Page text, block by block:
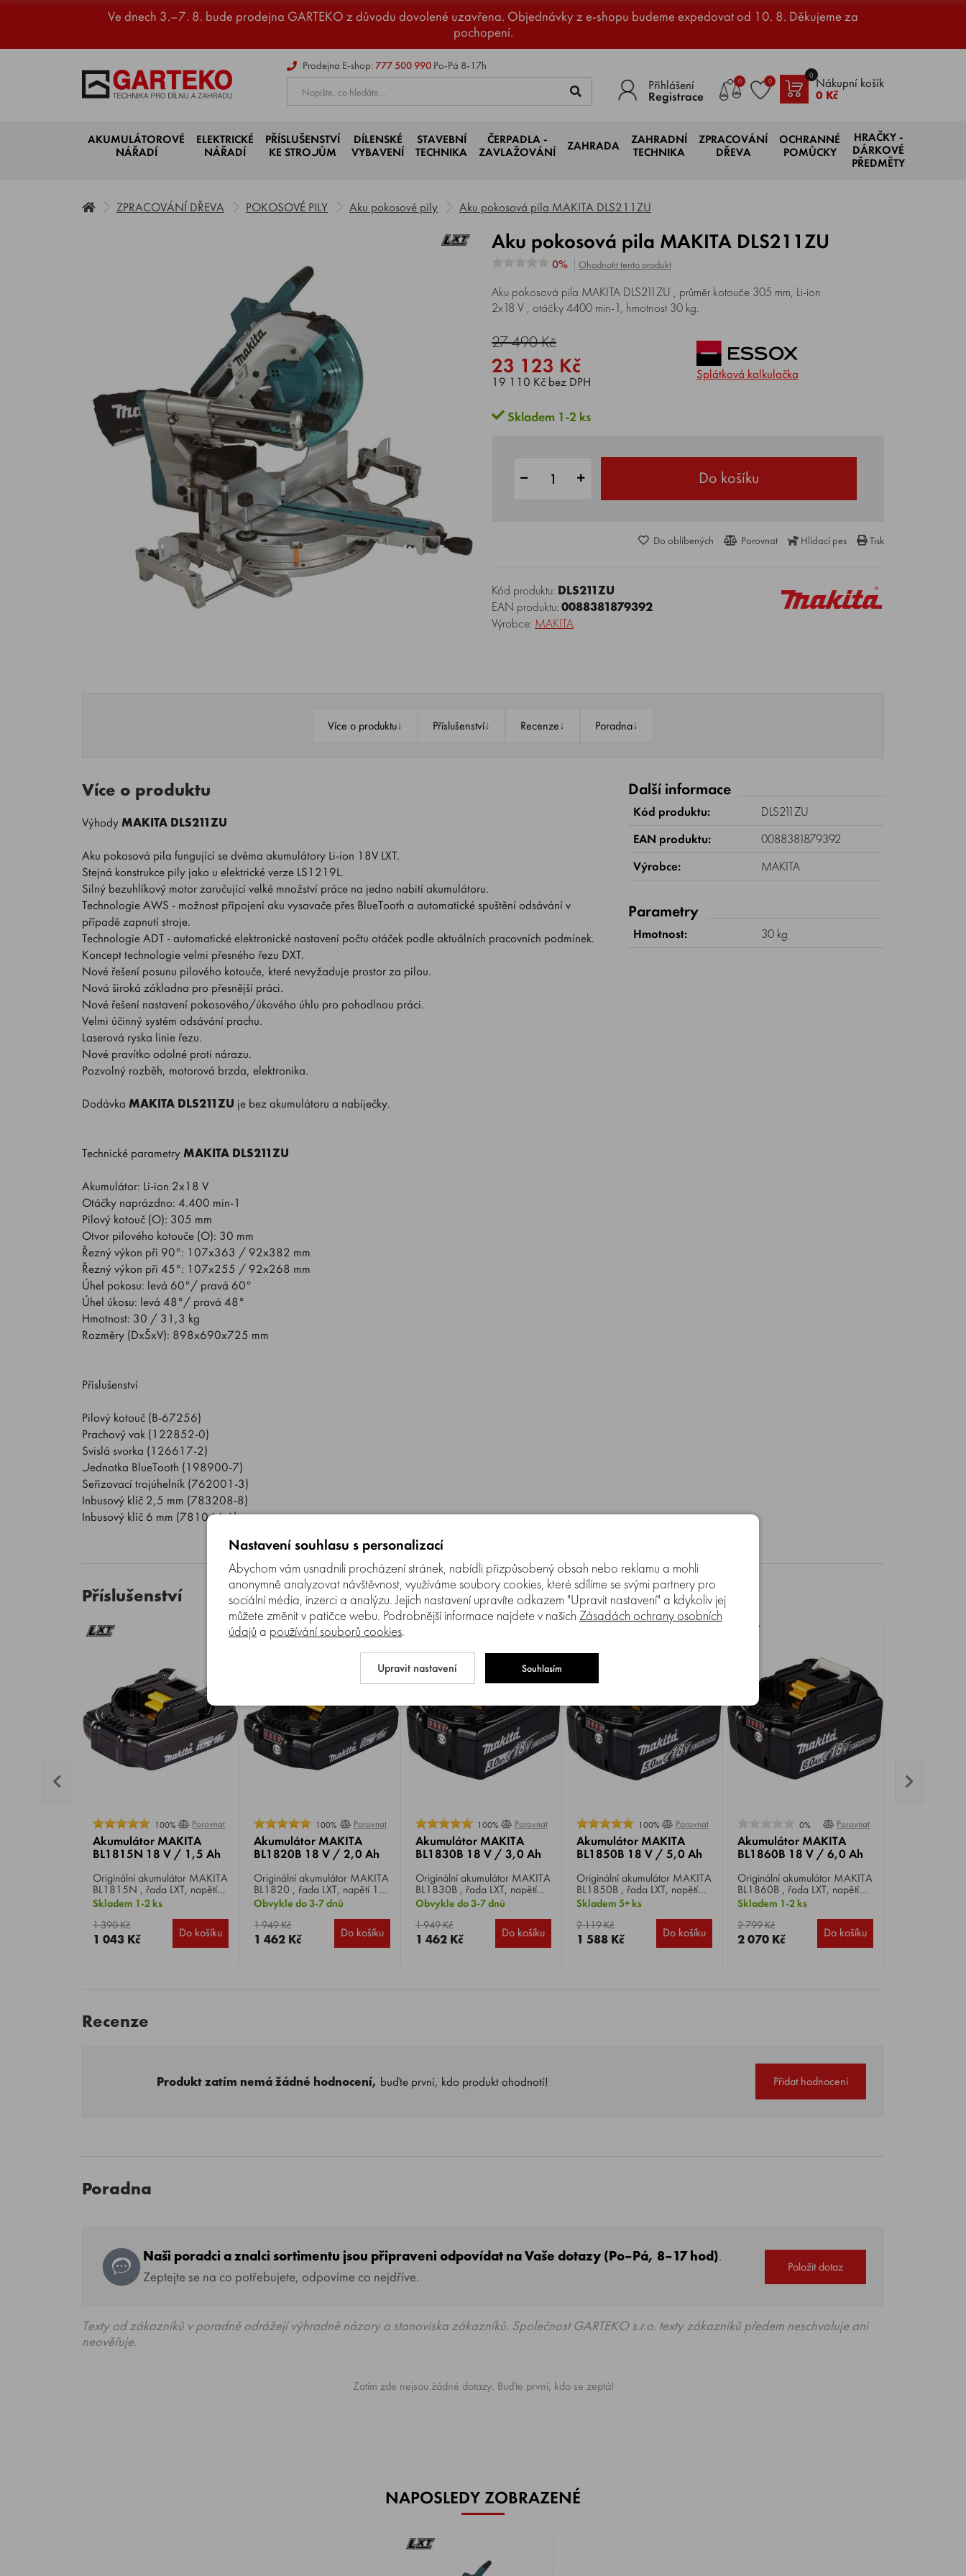
Ve dnech 3.–7. 8. bude prodejna GARTEKO z důvodu dovolené uzavřena. Objednávky z e-shopu budeme expedovat od 10. 8. Děkujeme za
pochopení.
Prodejna E-shop:777 500 990 Po-Pá 8-17h
Přihlášení
Registrace
0 0 Nákupní košík
0 Kč
0
AKUMULÁTOROVÉ
NÁŘADÍ
ELEKTRICKÉ
NÁŘADÍ
PŘÍSLUŠENSTVÍ
KE STROJŮM
DÍLENSKÉ
VYBAVENÍ
STAVEBNÍ
TECHNIKA
ČERPADLA -
ZAVLAŽOVÁNÍ
ZAHRADA
ZAHRADNÍ
TECHNIKA
ZPRACOVÁNÍ
DŘEVA
OCHRANNÉ
POMŮCKY
HRAČKY -
DÁRKOVÉ
PŘEDMĚTY
ZPRACOVÁNÍ DŘEVA POKOSOVÉ PILY Aku pokosové pily Aku pokosová pila MAKITA DLS211ZU
Aku pokosová pila MAKITA DLS211ZU
0% Ohodnotit tento produkt
Aku pokosová pila MAKITA DLS211ZU , průměr kotouče 305 mm, Li-ion
2x18 V , otáčky 4400 min-1, hmotnost 30 kg.
27 490 Kč
23 123 Kč
19 110 Kč bez DPH Splátková kalkulačka
Skladem 1-2 ks
Do košíku
Do oblíbených Porovnat Hlídací pes Tisk
Kód produktu: DLS211ZU
EAN produktu:0088381879392
Výrobce: MAKITA
Více o produktu↓ Příslušenství↓ Recenze↓ Poradna↓
Více o produktu
VýhodyMAKITA DLS211ZU
Aku pokosová pila fungující se dvěma akumulátory Li-ion 18V LXT.
Stejná konstrukce pily jako u elektrické verze LS1219L.
Silný bezuhlíkový motor zaručující velké množství práce na jedno nabití akumulátoru.
Technologie AWS - možnost připojení aku vysavače přes BlueTooth a automatické spuštění odsávání v
případě zapnutí stroje.
Technologie ADT - automatické elektronické nastavení počtu otáček podle aktuálních pracovních podmínek.
Koncept technologie velmi přesného řezu DXT.
Nové řešení posunu pilového kotouče, které nevyžaduje prostor za pilou.
Nová široká základna pro přesnější práci.
Nové řešení nastavení pokosového/úkového úhlu pro pohodlnou práci.
Velmi účinný systém odsávání prachu.
Laserová ryska linie řezu.
Nové pravítko odolné proti nárazu.
Pozvolný rozběh, motorová brzda, elektronika.
Dodávka MAKITA DLS211ZU je bez akumulátoru a nabíječky.
Technické parametryMAKITA DLS211ZU
Akumulátor: Li-ion 2x18 V
Otáčky naprázdno: 4.400 min-1
Pilový kotouč (O): 305 mm
Otvor pilového kotouče (O): 30 mm
Řezný výkon při 90°: 107x363 / 92x382 mm
Řezný výkon při 45°: 107x255 / 92x268 mm
Úhel pokosu: levá 60°/ pravá 60°
Úhel úkosu: levá 48°/ pravá 48°
Hmotnost: 30 / 31,3 kg
Rozměry (DxŠxV): 898x690x725 mm
Příslušenství
Pilový kotouč (B-67256)
Prachový vak (122852-0)
Svislá svorka (126617-2)
Jednotka BlueTooth (198900-7)
Seřizovací trojúhelník (762001-3)
Inbusový klíč 2,5 mm (783208-8)
Inbusový klíč 6 mm (781044-6)
Další informace
Kód produktu:
DLS211ZU
EAN produktu:
0088381879392
Výrobce:
MAKITA
Parametry
Hmotnost: 30 kg
Příslušenství
100% Porovnat
Akumulátor MAKITA
BL1815N 18 V / 1,5 Ah
Originální akumulátor MAKITA
BL1815N , řada LXT, napětí
18 V, kapacita 1,5 Ah.
Skladem 1-2 ks
1 390 Kč
1 043 Kč Do košíku
100% Porovnat
Akumulátor MAKITA
BL1820B 18 V / 2,0 Ah
Originální akumulátor MAKITA
BL1820 , řada LXT, napětí 18
V, kapacita 2,0 Ah.
Obvykle do 3-7 dnů
1 949 Kč
1 462 Kč Do košíku
100% Porovnat
Akumulátor MAKITA
BL1830B 18 V / 3,0 Ah
Originální akumulátor MAKITA
BL1830B , řada LXT, napětí
18 V, kapacita 3,0 Ah.
Obvykle do 3-7 dnů
1 949 Kč
1 462 Kč Do košíku
100% Porovnat
Akumulátor MAKITA
BL1850B 18 V / 5,0 Ah
Originální akumulátor MAKITA
BL1850B , řada LXT, napětí
18 V, kapacita 5,0 Ah.
Skladem 5+ ks
2 119 Kč
1 588 Kč Do košíku
0% Porovnat
Akumulátor MAKITA
BL1860B 18 V / 6,0 Ah
Originální akumulátor MAKITA
BL1860B , řada LXT, napětí
18 V, kapacita 6,0 Ah.
Skladem 1-2 ks
2 799 Kč
2 070 Kč Do košíku
Recenze
Produkt zatím nemá žádné hodnocení, buďte první, kdo produkt ohodnotí! Přidat hodnocení
Poradna
Naši poradci a znalci sortimentu jsou připraveni odpovídat na Vaše dotazy (Po–Pá, 8–17 hod).
Zeptejte se na co potřebujete, odpovíme co nejdříve.
Položit dotaz
Texty od zákazníků v poradně odrážejí výhradně názory a stanoviska zákazníků. Společnost GARTEKO s.r.o. texty zákazníků předem neschvaluje ani
neověřuje.
Zatím zde nejsou žádné dotazy. Buďte první, kdo se zeptá!
NAPOSLEDY ZOBRAZENÉ
Nastavení souhlasu s personalizací
Abychom vám usnadnili procházení stránek, nabídli přizpůsobený obsah nebo reklamu a mohli
anonymně analyzovat návštěvnost, využíváme soubory cookies, které sdílíme se svými partnery pro
sociální média, inzerci a analýzu. Jejich nastavení upravíte odkazem "Upravit nastavení" a kdykoliv jej
můžete změnit v patičce webu. Podrobnější informace najdete v našich Zásadách ochrany osobních
údajů a používání souborů cookies.
Upravit nastavení Souhlasím